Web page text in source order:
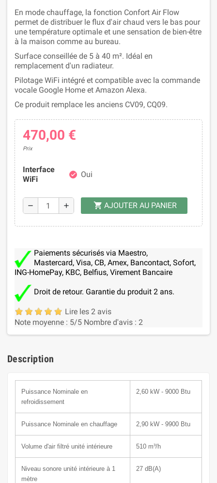
En mode chauffage, la fonction Confort Air Flow
permet de distribuer le flux d'air chaud vers le bas pour
une température optimale et une sensation de bien-être
à la maison comme au bureau.
Surface conseillée de 5 à 40 m². Idéal en
remplacement d'un radiateur.
Pilotage WiFi intégré et compatible avec la commande
vocale Google Home et Amazon Alexa.
Ce produit remplace les anciens CV09, CQ09.
470,00 €
Prix
Interface
WiFi
check Oui
remove add shopping_cart AJOUTER AU PANIER
Paiements sécurisés via Maestro,
Mastercard, Visa, CB, Amex, Bancontact, Sofort,
ING-HomePay, KBC, Belfius, Virement Bancaire
Droit de retour. Garantie du produit 2 ans.
Lire les 2 avis
Note moyenne : 5/5 Nombre d'avis : 2
Description
Puissance Nominale en
refroidissement
2,60 kW - 9000 Btu
Puissance Nominale en chauffage 2,90 kW - 9900 Btu
Volume d'air filtré unité intérieure 510 m³/h
Niveau sonore unité intérieure à 1
mètre
27 dB(A)